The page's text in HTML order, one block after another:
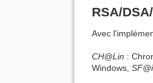
RSA/
Avec
CH@Lin :
Windows,